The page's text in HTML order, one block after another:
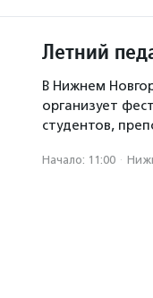
Летний
В Нижнем
организует
студентов,
Начало: 11:00 ·